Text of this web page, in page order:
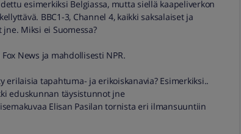
esimerkiksi Belgiassa, mutta siellä kaapeliverkon
BBC1-3, Channel 4, kaikki saksalaiset ja
Miksi ei Suomessa?
News ja mahdollisesti NPR.
erilaisia tapahtuma- ja erikoiskanavia? Esimerkiksi..
eduskunnan täysistunnot jne
Elisan Pasilan tornista eri ilmansuuntiin